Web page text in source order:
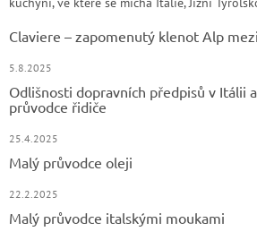
Claviere – zapomenutý klenot Alp
5.8.2025
Odlišnosti dopravních předpisů v Itálii
průvodce řidiče
25.4.2025
Malý průvodce oleji
22.2.2025
Malý průvodce italskými moukami